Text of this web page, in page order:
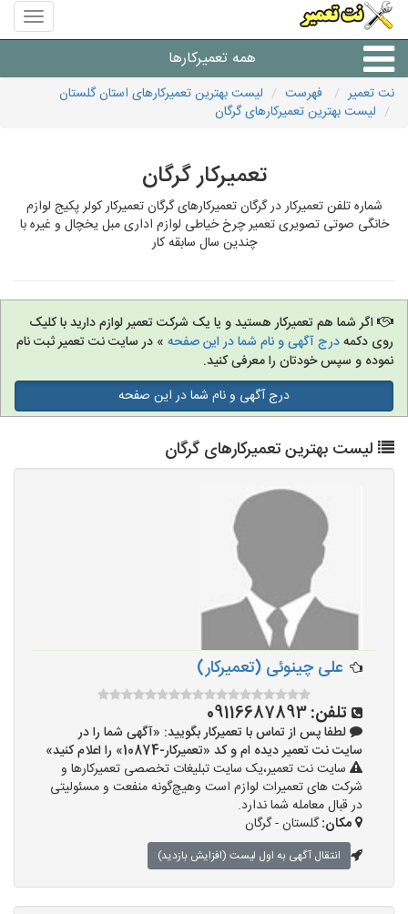
منوی
سایت
تعمیر
همه تعمیرکارها
شرکت های تعمیرات لوازم
نت تعمیر فهرست
لیست بهترین تعمیرکارهای استان گلستان
لیست بهترین تعمیرکارهای گرگان
تعمیرکار گرگان
شماره تلفن تعمیرکار در گرگان تعمیرکارهای گرگان تعمیرکار کولر پکیج لوازم
خانگی صوتی تصویری تعمیر چرخ خیاطی لوازم اداری مبل یخچال و غیره با
چندین سال سابقه کار
اگر شما هم تعمیرکار هستید و یا یک شرکت تعمیر لوازم دارید با کلیک
روی دکمهدرج آگهی و نام شما در این صفحه » در سایت نت تعمیر ثبت نام
نموده و سپس خودتان را معرفی کنید.
درج آگهی و نام شما در این صفحه
لیست بهترین تعمیرکارهای گرگان
علی چینوئی (تعمیرکار)
تلفن:09116687893
لطفا پس از تماس با تعمیرکار بگویید: «آگهی شما را در
سایت نت تعمیر دیده ام و کد «تعمیرکار-10874» را اعلام کنید»
سایت نت تعمیر،یک سایت تبلیغات تخصصی تعمیرکارها و
شرکت های تعمیرات لوازم است وهیچ‌گونه منفعت و مسئولیتی
در قبال معامله شما ندارد.
مکان:گلستان - گرگان
انتقال آگهی به اول لیست (افزایش بازدید)